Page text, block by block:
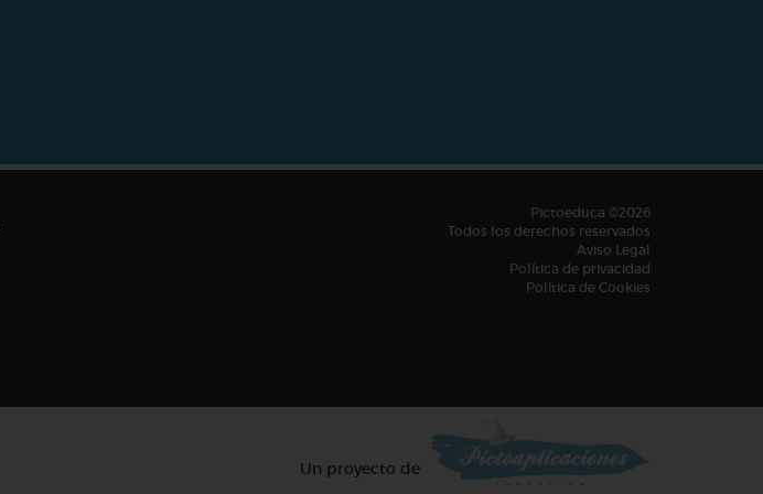
Pictoeduca ©2026
Todos los derechos reservados
Aviso Legal
Política de privacidad
Política de Cookies
Un proyecto de